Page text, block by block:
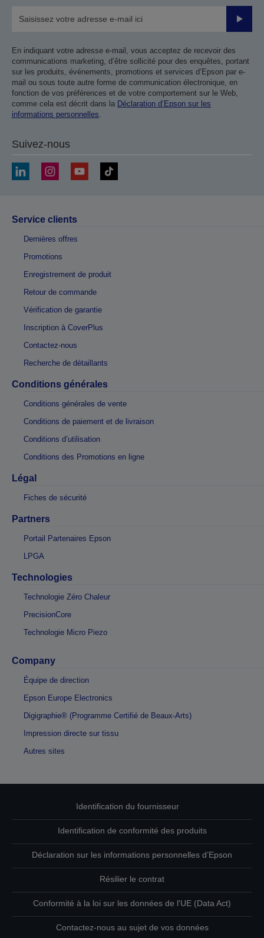
Valider
En indiquant votre adresse e-mail, vous acceptez de recevoir des
communications marketing, d’être sollicité pour des enquêtes, portant
sur les produits, événements, promotions et services d’Epson par e-
mail ou sous toute autre forme de communication électronique, en
fonction de vos préférences et de votre comportement sur le Web,
comme cela est décrit dans la Déclaration d’Epson sur les
informations personnelles.
Suivez-nous
Service clients
Dernières offres
Promotions
Enregistrement de produit
Retour de commande
Vérification de garantie
Inscription à CoverPlus
Contactez-nous
Recherche de détaillants
Conditions générales
Conditions générales de vente
Conditions de paiement et de livraison
Conditions d’utilisation
Conditions des Promotions en ligne
Légal
Fiches de sécurité
Partners
Portail Partenaires Epson
LPGA
Technologies
Technologie Zéro Chaleur
PrecisionCore
Technologie Micro Piezo
Company
Équipe de direction
Epson Europe Electronics
Digigraphie® (Programme Certifié de Beaux-Arts)
Impression directe sur tissu
Autres sites
Identification du fournisseur
Identification de conformité des produits
Déclaration sur les informations personnelles d’Epson
Résilier le contrat
Conformité à la loi sur les données de l'UE (Data Act)
Contactez-nous au sujet de vos données